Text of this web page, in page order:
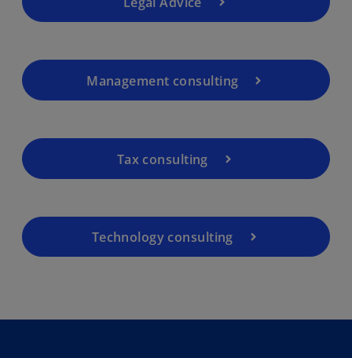
Management consulting
Tax consulting
Technology consulting